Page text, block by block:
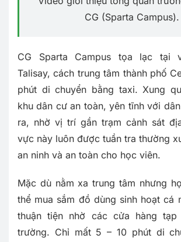
CG (Sparta Campus).
CG Sparta Campus tọa lạc tại
Talisay, cách trung tâm thành phố
phút di chuyển bằng taxi. Xung
khu dân cư an toàn, yên tĩnh với
ra, nhờ vị trí gần trạm cảnh sát
vực này luôn được tuần tra thường
an ninh và an toàn cho học viên.
Mặc dù nằm xa trung tâm nhưng
thể mua sắm đồ dùng sinh hoạt cá
thuận tiện nhờ các cửa hàng
trường. Chỉ mất 5 – 10 phút di